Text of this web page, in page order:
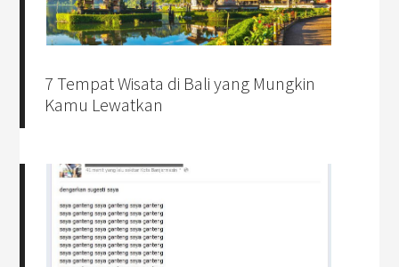
7 Tempat Wisata di Bali yang Mungkin
Kamu Lewatkan